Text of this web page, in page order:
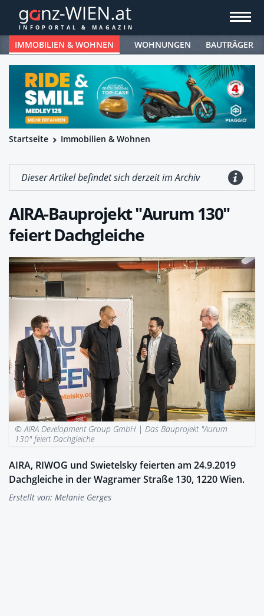
IMMOBILIEN & WOHNEN WOHNUNGEN BAUTRÄGER
Startseite Immobilien & Wohnen
Dieser Artikel befindet sich derzeit im Archiv
AIRA-Bauprojekt "Aurum 130"
feiert Dachgleiche
© AIRA Development Group GmbH | Das Bauprojekt "Aurum
130" feiert Dachgleiche
AIRA, RIWOG und Swietelsky feierten am 24.9.2019
Dachgleiche in der Wagramer Straße 130, 1220 Wien.
Erstellt von: Melanie Gerges